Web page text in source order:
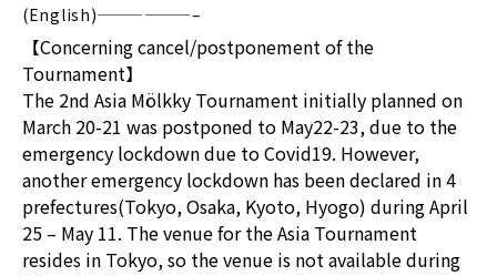
(English)——————–
【Concerning cancel/postponement of the
Tournament】
The 2nd Asia Mölkky Tournament initially planned on
March 20-21 was postponed to May22-23, due to the
emergency lockdown due to Covid19. However,
another emergency lockdown has been declared in 4
prefectures(Tokyo, Osaka, Kyoto, Hyogo) during April
25 – May 11. The venue for the Asia Tournament
resides in Tokyo, so the venue is not available during